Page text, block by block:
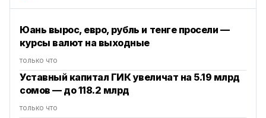
Юань вырос, евро, рубль и тенге просели —
курсы валют на выходные
только что
Уставный капитал ГИК увеличат на 5.19 млрд
сомов — до 118.2 млрд
только что